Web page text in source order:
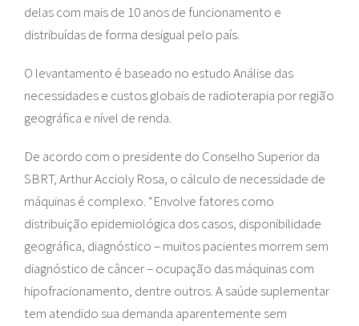
delas com mais de 10 anos de funcionamento e
distribuídas de forma desigual pelo país.
O levantamento é baseado no estudo Análise das
necessidades e custos globais de radioterapia por região
geográfica e nível de renda.
De acordo com o presidente do Conselho Superior da
SBRT, Arthur Accioly Rosa, o cálculo de necessidade de
máquinas é complexo. “Envolve fatores como
distribuição epidemiológica dos casos, disponibilidade
geográfica, diagnóstico – muitos pacientes morrem sem
diagnóstico de câncer – ocupação das máquinas com
hipofracionamento, dentre outros. A saúde suplementar
tem atendido sua demanda aparentemente sem